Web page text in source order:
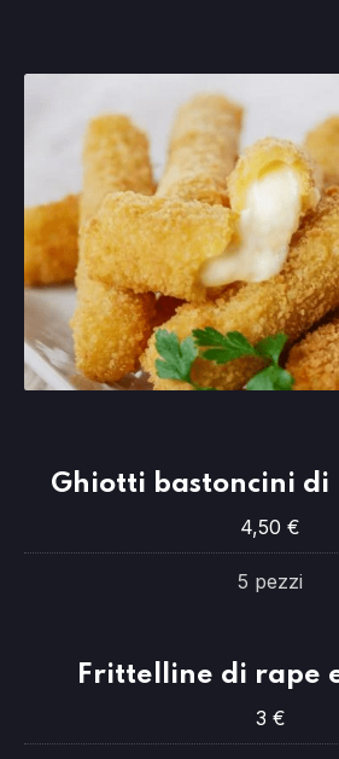
4,50 €
Ghiotti bastoncini di
4,50 €
5 pezzi
Frittelline di rape
3 €